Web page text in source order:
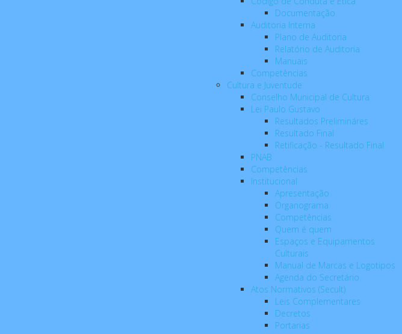
Documentação
Auditoria Interna
Plano de Auditoria
Relatório de Auditoria
Manuais
Competências
Cultura e Juventude
Conselho Municipal de Cultura
Lei Paulo Gustavo
Resultados Prelimináres
Resultado Final
Retificação - Resultado Final
PNAB
Competências
Institucional
Apresentação
Organograma
Competências
Quem é quem
Espaços e Equipamentos
Culturais
Manual de Marcas e Logotipos
Agenda do Secretário
Atos Normativos (Secult)
Leis Complementares
Decretos
Portarias